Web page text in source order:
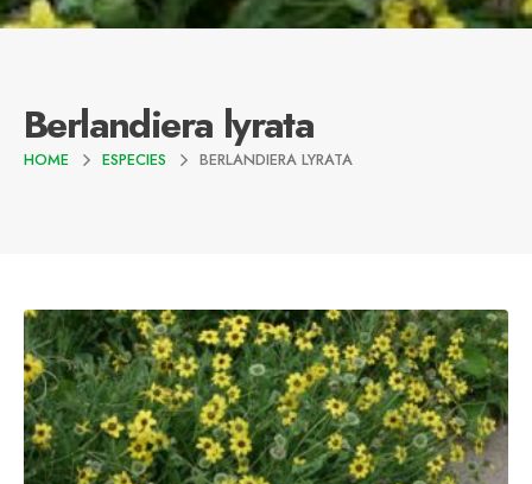
Berlandiera lyrata
HOME ESPECIES BERLANDIERA LYRATA